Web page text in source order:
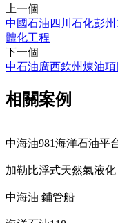
上一個
中國石油四川石化彭
體化工程
下一個
中石油廣西欽州煉油項
相關案例
中海油981海洋石油平
加勒比浮式天然氣液
中海油 鋪管船